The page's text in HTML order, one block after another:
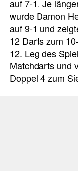
auf 7-1. Je
wurde Damon
auf 9-1 und
12 Darts zum
12. Leg des
Matchdarts und
Doppel 4 zum